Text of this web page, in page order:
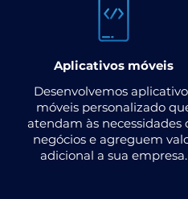
Desenvolvemos
móveis personalizado
atendam às necessidades
negócios e agreguem
adicional a sua empresa.
Aplicativos móveis